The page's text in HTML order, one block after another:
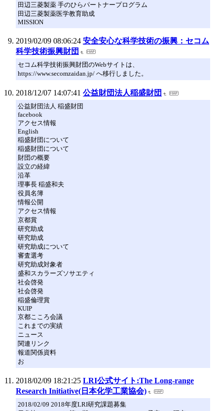
田辺三菱製薬 手のひらパートナープログラム
田辺三菱製薬医学教育助成
MISSION
2019/02/09 08:06:24 安全安心な科学技術の振興：セコム
科学技術振興財団
セコム科学技術振興財団のWebサイトは、
https://www.secomzaidan.jp/ へ移行しました。
2018/12/07 14:07:41 公益財団法人稲盛財団
公益財団法人 稲盛財団
facebook
アクセス情報
English
稲盛財団について
稲盛財団について
財団の概要
設立の経緯
沿革
理事長 稲盛和夫
役員名簿
情報公開
アクセス情報
京都賞
研究助成
研究助成
研究助成について
審査選考
研究助成対象者
盛和スカラーズソサエティ
社会啓発
社会啓発
稲盛倫理賞
KUIP
京都こころ会議
これまでの実績
ニュース
関連リンク
報道関係資料
お
2018/02/09 18:21:25 LRI公式サイト:The Long-range
Research Initiative(日本化学工業協会)
2018/02/09 2018年度LRI研究課題募集